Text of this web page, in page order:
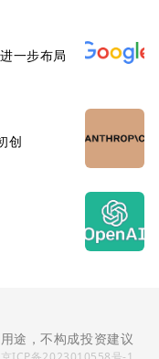
一步布局
创
途，不构成投资建议